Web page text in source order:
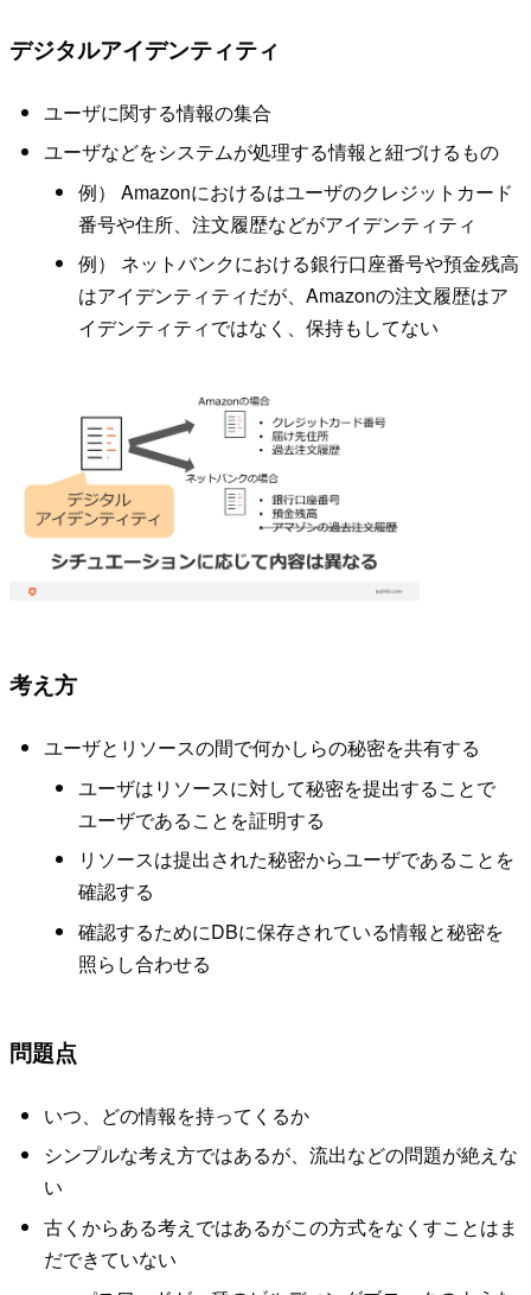
デジタルアイデンティティ
ユーザに関する情報の集合
ユーザなどをシステムが処理する情報と紐づけるもの
例） Amazonにおけるはユーザのクレジットカード
番号や住所、注文履歴などがアイデンティティ
例） ネットバンクにおける銀行口座番号や預金残高
はアイデンティティだが、Amazonの注文履歴はア
イデンティティではなく、保持もしてない
考え方
ユーザとリソースの間で何かしらの秘密を共有する
ユーザはリソースに対して秘密を提出することで
ユーザであることを証明する
リソースは提出された秘密からユーザであることを
確認する
確認するためにDBに保存されている情報と秘密を
照らし合わせる
問題点
いつ、どの情報を持ってくるか
シンプルな考え方ではあるが、流出などの問題が絶えな
い
古くからある考えではあるがこの方式をなくすことはま
だできていない